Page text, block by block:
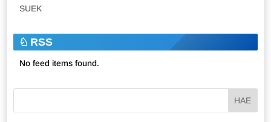
SUEK
RSS
No feed items found.